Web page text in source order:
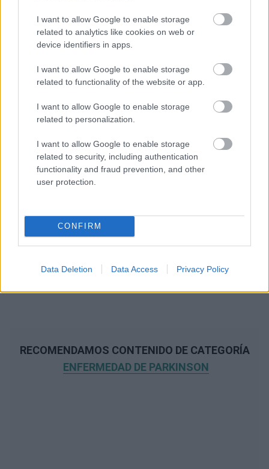
I want to allow Google to enable storage
related to analytics like cookies on web or
device identifiers in apps.
I want to allow Google to enable storage
related to functionality of the website or app.
I want to allow Google to enable storage
related to personalization.
I want to allow Google to enable storage
related to security, including authentication
functionality and fraud prevention, and other
user protection.
CONFIRM
Data Deletion Data Access Privacy Policy
RECOMENDAMOS CONTENIDO DE CATEGORÍA
ENFERMEDAD DE PARKINSON